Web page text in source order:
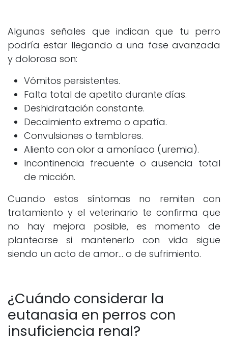
Algunas señales que indican que tu perro
podría estar llegando a una fase avanzada
y dolorosa son:
Vómitos persistentes.
Falta total de apetito durante días.
Deshidratación constante.
Decaimiento extremo o apatía.
Convulsiones o temblores.
Aliento con olor a amoníaco (uremia).
Incontinencia frecuente o ausencia total
de micción.
Cuando estos síntomas no remiten con
tratamiento y el veterinario te confirma que
no hay mejora posible, es momento de
plantearse si mantenerlo con vida sigue
siendo un acto de amor… o de sufrimiento.
¿Cuándo considerar la
eutanasia en perros con
insuficiencia renal?